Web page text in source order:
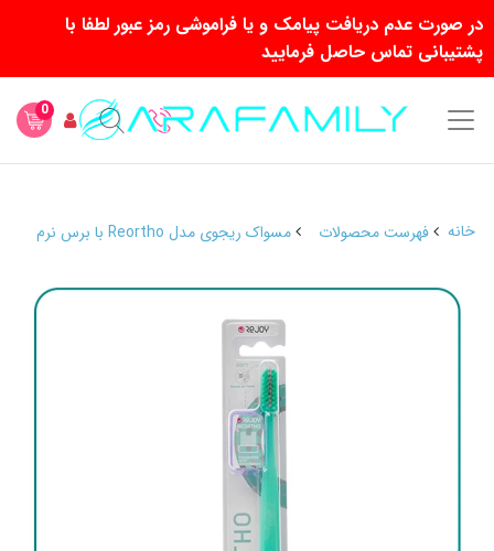
در صورت عدم دریافت پیامک و یا فراموشی رمز عبور لطفا با
پشتیبانی تماس حاصل فرمایید
0
خانه فهرست محصولات مسواک ریجوی مدل Reortho با برس نرم